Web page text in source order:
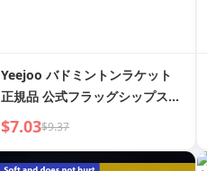
Yeejoo バドミントンラケット
正規品 公式フラッグシップスト
ア 超軽量 大人 プロフェッショ
ブル ショットドアスーツ
$7.03$9.37